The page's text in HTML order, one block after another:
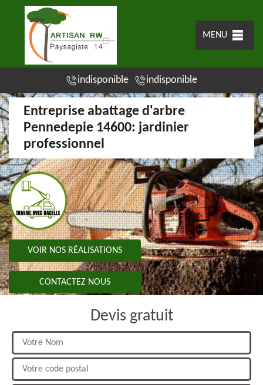
MENU
indisponible indisponible
Entreprise abattage d'arbre
Pennedepie 14600: jardinier
professionnel
VOIR NOS RÉALISATIONS
CONTACTEZ NOUS
Devis gratuit